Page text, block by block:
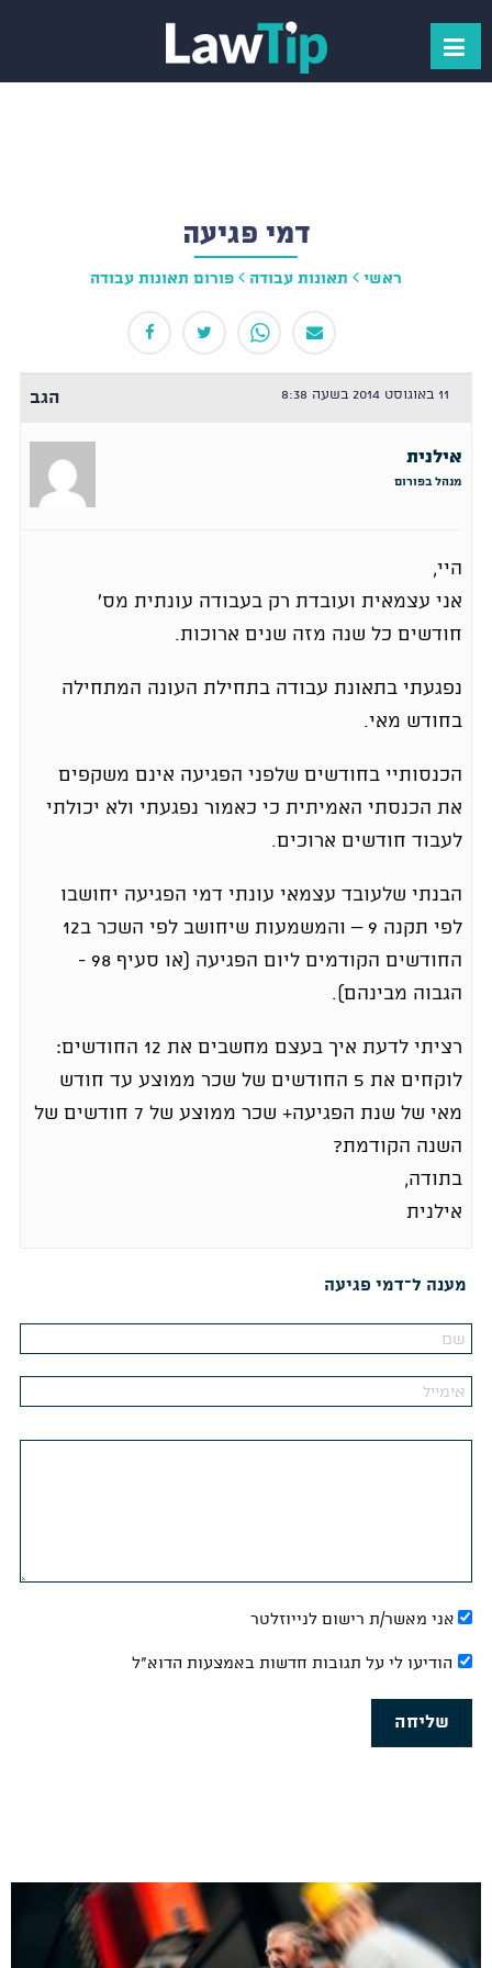
דמי פגיעה
ראשי תאונות עבודה פורום תאונות עבודה
11 באוגוסט 2014 בשעה 8:38 הגב
אילנית
מנהל בפורום
היי,
אני עצמאית ועובדת רק בעבודה עונתית מס'
חודשים כל שנה מזה שנים ארוכות.
נפגעתי בתאונת עבודה בתחילת העונה המתחילה
בחודש מאי.
הכנסותיי בחודשים שלפני הפגיעה אינם משקפים
את הכנסתי האמיתית כי כאמור נפגעתי ולא יכולתי
לעבוד חודשים ארוכים.
הבנתי שלעובד עצמאי עונתי דמי הפגיעה יחושבו
לפי תקנה 9 – והמשמעות שיחושב לפי השכר ב12
החודשים הקודמים ליום הפגיעה (או סעיף 98 -
הגבוה מבינהם).
רציתי לדעת איך בעצם מחשבים את 12 החודשים:
לוקחים את 5 החודשים של שכר ממוצע עד חודש
מאי של שנת הפגיעה+ שכר ממוצע של 7 חודשים של
השנה הקודמת?
בתודה,
אילנית
מענה ל־דמי פגיעה
אני מאשר/ת רישום לנייוזלטר
הודיעו לי על תגובות חדשות באמצעות הדוא"ל
שליחה